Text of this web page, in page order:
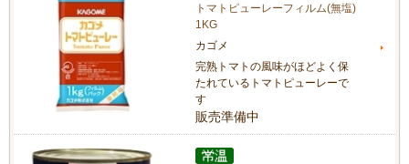
トマトピューレーフィルム(無塩)
1KG
カゴメ
完熟トマトの風味がほどよく保
たれているトマトピューレーで
す
販売準備中